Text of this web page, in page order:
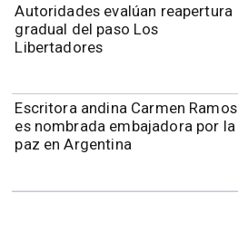
​​Autoridades evalúan reapertura
gradual del paso Los
Libertadores
Escritora andina Carmen Ramos
es nombrada embajadora por la
paz en Argentina